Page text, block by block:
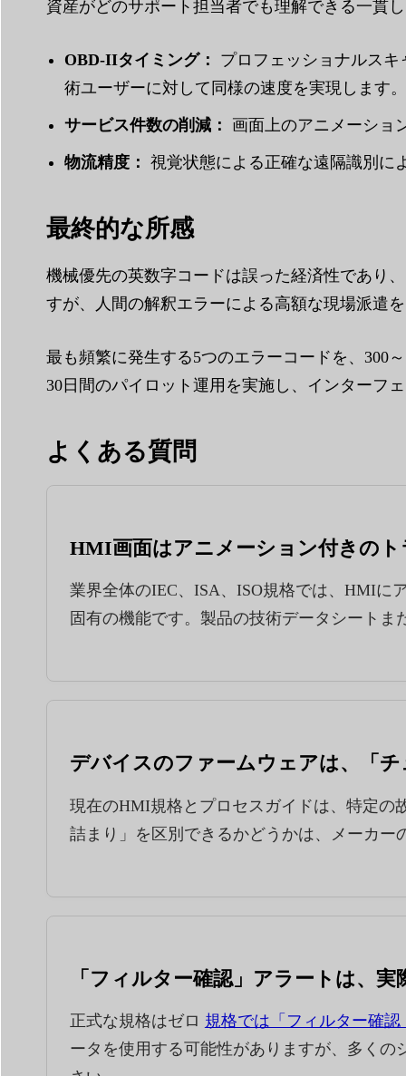
資産がどのサポート担当者でも理解できる一貫
OBD-IIタイミング：
プロフェッショナルスキ
術ユーザーに対して同様の速度を実現します
サービス件数の削減： 画面上のアニメーショ
物流精度： 視覚状態による正確な遠隔識別に
最終的な所感
機械優先の英数字コードは誤った経済性であり
すが、人間の解釈エラーによる高額な現場派遣
最も頻繁に発生する5つのエラーコードを、300
30日間のパイロット運用を実施し、インターフ
よくある質問
HMI画面はアニメーション付きの
業界全体のIEC、ISA、ISO規格では、HMIに
固有の機能です。製品の技術データシート
デバイスのファームウェアは、「
現在のHMI規格とプロセスガイドは、特定の
詰まり」を区別できるかどうかは、メーカ
「フィルター確認」アラートは、
正式な規格はゼロ 規格では「フィルター確認
ータを使用する可能性がありますが、多く